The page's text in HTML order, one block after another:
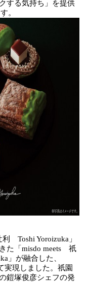
する気持ち」を提供
。
利 Toshi Yoroizuka」
た「misdo meets 祇
」が融合した、
実現しました。祇園
鎧塚俊彦シェフの発